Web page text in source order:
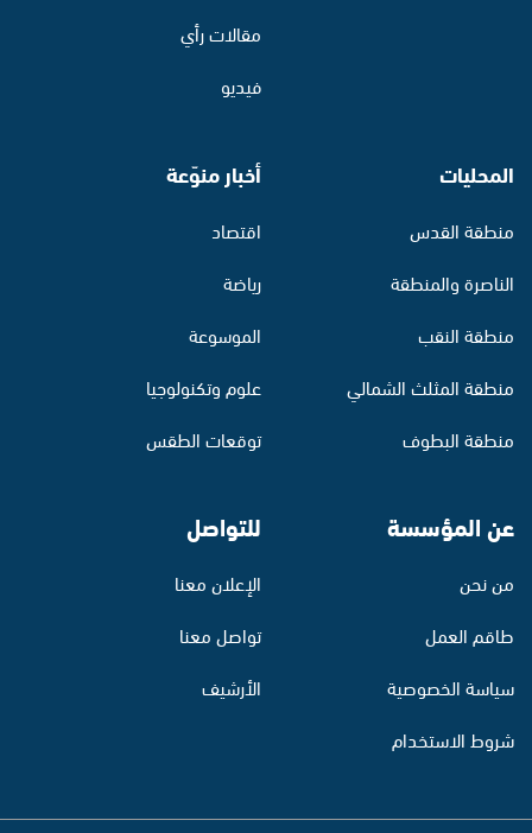
مقالات رأي
فيديو
المحليات
منطقة القدس
الناصرة والمنطقة
منطقة النقب
منطقة المثلث الشمالي
منطقة البطوف
أخبار منوّعة
اقتصاد
رياضة
الموسوعة
علوم وتكنولوجيا
توقعات الطقس
عن المؤسسة
من نحن
طاقم العمل
سياسة الخصوصية
شروط الاستخدام
للتواصل
الإعلان معنا
تواصل معنا
الأرشيف